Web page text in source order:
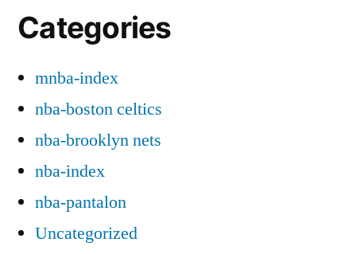
Categories
mnba-index
nba-boston celtics
nba-brooklyn nets
nba-index
nba-pantalon
Uncategorized